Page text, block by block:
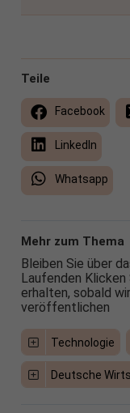
Teile
Facebook
LinkedIn
Whatsapp
Mehr zum Thema
Bleiben Sie über
Laufenden Klicken
erhalten, sobald
veröffentlichen
Technologie
Deutsche